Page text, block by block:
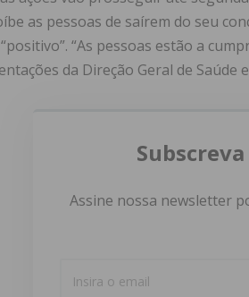
as pessoas de saírem do seu
“As pessoas estão a
da Direção Geral de Saúde
Assine nossa newsletter